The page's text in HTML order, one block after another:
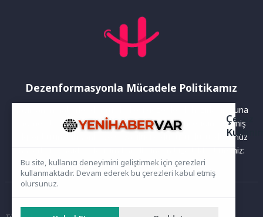
Dezenformasyonla Mücadele Politikamız
Yayınlanan haberler doğruluk ilkesi gözetilerek hazırlanır. Buna
rağmen bazı içeriklerde eksik, hatalı veya güncelliğini yitirmiş
bilgiler bulunabilir.Yanlış veya yanıltıcı olduğunu düşündüğünüz
haberleri aşağıdaki iletişim kanallarından bize bildirebilirsiniz:
Ana Sayfa
Çerez
Bu site, kullanıcı deneyimini geliştirmek için çerezleri
kullanmaktadır. Devam ederek bu çerezleri kabul etmiş
olursunuz.